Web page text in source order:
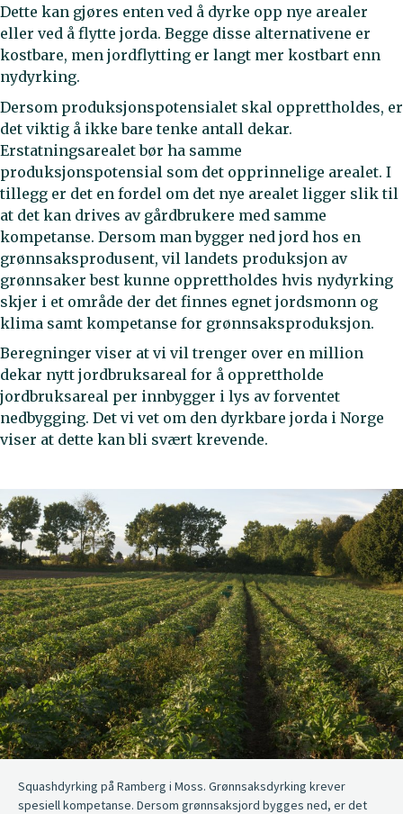
Dette kan gjøres enten ved å dyrke opp nye arealer
eller ved å flytte jorda. Begge disse alternativene er
kostbare, men jordflytting er langt mer kostbart enn
nydyrking.
Dersom produksjonspotensialet skal opprettholdes, er
det viktig å ikke bare tenke antall dekar.
Erstatningsarealet bør ha samme
produksjonspotensial som det opprinnelige arealet. I
tillegg er det en fordel om det nye arealet ligger slik til
at det kan drives av gårdbrukere med samme
kompetanse. Dersom man bygger ned jord hos en
grønnsaksprodusent, vil landets produksjon av
grønnsaker best kunne opprettholdes hvis nydyrking
skjer i et område der det finnes egnet jordsmonn og
klima samt kompetanse for grønnsaksproduksjon.
Beregninger viser at vi vil trenger over en million
dekar nytt jordbruksareal for å opprettholde
jordbruksareal per innbygger i lys av forventet
nedbygging. Det vi vet om den dyrkbare jorda i Norge
viser at dette kan bli svært krevende.
Squashdyrking på Ramberg i Moss. Grønnsaksdyrking krever
spesiell kompetanse. Dersom grønnsaksjord bygges ned, er det